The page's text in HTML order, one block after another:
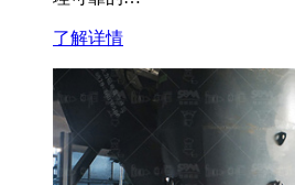
了解详情